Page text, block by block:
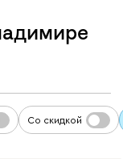
Со скидкой